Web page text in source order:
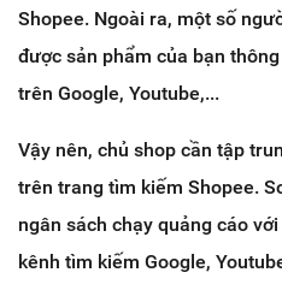
Shopee. Ngoài ra, một số
được sản phẩm của bạn
trên Google, Youtube,...
Vậy nên, chủ shop cần tập
trên trang tìm kiếm Shopee.
ngân sách chạy quảng cáo
kênh tìm kiếm Google,